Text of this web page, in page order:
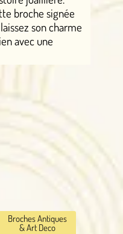
broche signée
son charme
avec une
Broches Antiques
& Art Deco